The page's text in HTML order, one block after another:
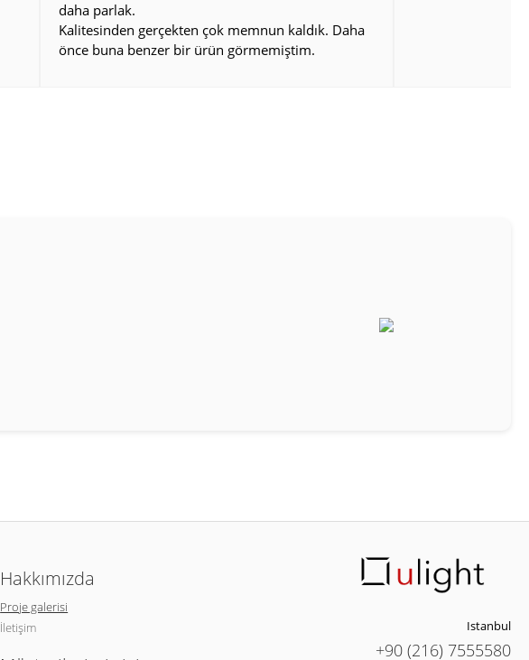
daha parlak.
Kalitesinden gerçekten çok memnun kaldık. Daha
önce buna benzer bir ürün görmemiştim.
Hakkımızda
Proje galerisi
İletişim
Istanbul
+90 (216) 7555580